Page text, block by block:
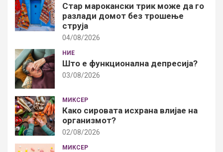
Стар марокански трик може да го
разлади домот без трошење
струја
04/08/2026
НИЕ
Што е функционална депресија?
03/08/2026
МИКСЕР
Како сировата исхрана влијае на
организмот?
02/08/2026
МИКСЕР